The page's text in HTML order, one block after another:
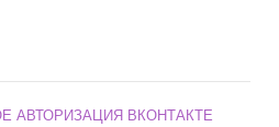
АВТОРИЗАЦИЯ ВКОНТАКТЕ